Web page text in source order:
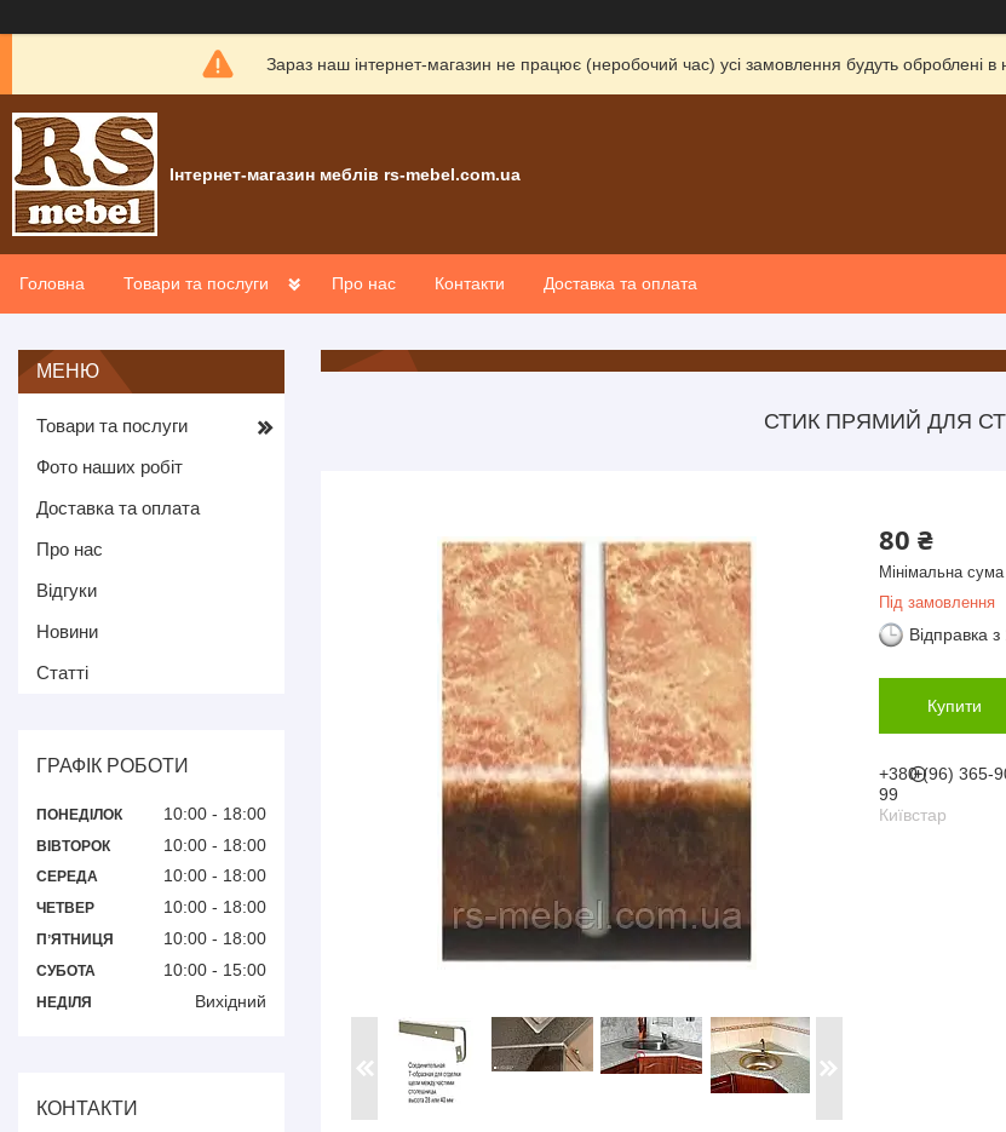
Зараз наш інтернет-магазин не працює (неробочий час) усі замовлення будуть оброблені
Інтернет-магазин меблів rs-mebel.com.ua
Головна Товари та послуги Про нас Контакти Доставка та оплата
СТИК ПРЯМИЙ ДЛЯ
80 ₴
Мінімальна
Під замовлення
Відправка
Купити
+380 (96) 365-
99
Київстар
Товари та послуги
Фото наших робіт
Доставка та оплата
Про нас
Відгуки
Новини
Статті
ГРАФІК РОБОТИ
ПОНЕДІЛОК 10:00 18:00
ВІВТОРОК 10:00 18:00
СЕРЕДА 10:00 18:00
ЧЕТВЕР 10:00 18:00
ПʼЯТНИЦЯ 10:00 18:00
СУБОТА 10:00 15:00
НЕДІЛЯ Вихідний
КОНТАКТИ